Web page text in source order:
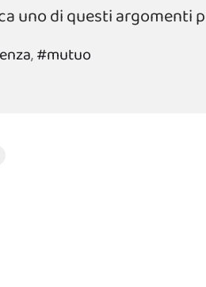
uno di questi argomenti
,#mutuo